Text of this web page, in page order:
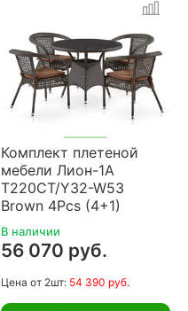
Комплект плетеной
мебели Лион-1A
T220CT/Y32-W53
Brown 4Pcs (4+1)
В наличии
56 070 руб.
Цена от 2шт: 54 390 руб.